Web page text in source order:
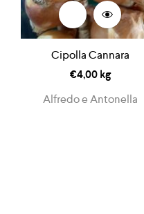
Cipolla Cannara
€4,00kg
Alfredo e Antonella